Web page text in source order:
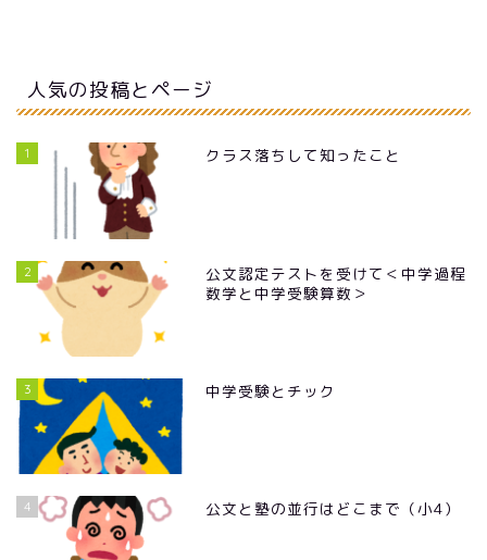
人気の投稿とページ
1 クラス落ちして知ったこと
2
公文認定テストを受けて＜中学過程
数学と中学受験算数＞
3 中学受験とチック
4 公文と塾の並行はどこまで（小4）